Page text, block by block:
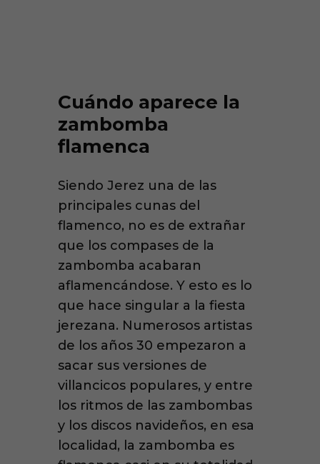
Cuándo aparece la
zambomba
flamenca
Siendo Jerez una de las
principales cunas del
flamenco, no es de extrañar
que los compases de la
zambomba acabaran
aflamencándose. Y esto es lo
que hace singular a la fiesta
jerezana. Numerosos artistas
de los años 30 empezaron a
sacar sus versiones de
villancicos populares, y entre
los ritmos de las zambombas
y los discos navideños, en esa
localidad, la zambomba es